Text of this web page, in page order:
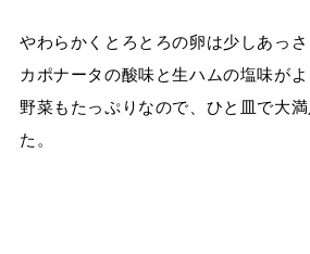
やわらかくとろとろの卵は少しあっさ
カポナータの酸味と生ハムの塩味が
野菜もたっぷりなので、ひと皿で大
た。